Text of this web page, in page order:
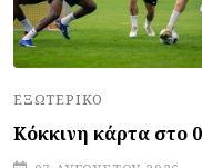
ΕΞΩΤΕΡΙΚΌ
Κόκκινη κάρτα στο